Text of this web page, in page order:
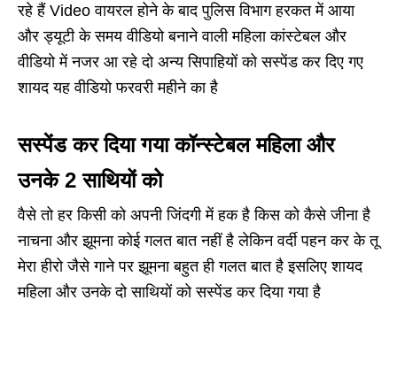
रहे हैं Video वायरल होने के बाद पुलिस विभाग हरकत में आया
और ड्यूटी के समय वीडियो बनाने वाली महिला कांस्टेबल और
वीडियो में नजर आ रहे दो अन्य सिपाहियों को सस्पेंड कर दिए गए
शायद यह वीडियो फरवरी महीने का है
सस्पेंड कर दिया गया कॉन्स्टेबल महिला और
उनके 2 साथियों को
वैसे तो हर किसी को अपनी जिंदगी में हक है किस को कैसे जीना है
नाचना और झूमना कोई गलत बात नहीं है लेकिन वर्दी पहन कर के तू
मेरा हीरो जैसे गाने पर झूमना बहुत ही गलत बात है इसलिए शायद
महिला और उनके दो साथियों को सस्पेंड कर दिया गया है